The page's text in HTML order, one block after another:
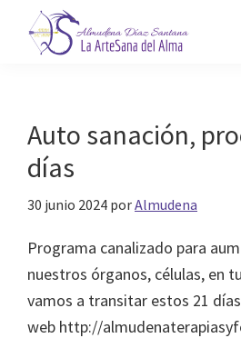
Saltar
del
Alma
Auto sanación,
días
30 junio 2024 porAlmudena
Programa canalizado para
nuestros órganos, células, en
vamos a transitar estos 21
web http://